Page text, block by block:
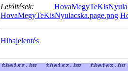
Letöltések:
HovaMegyTeKisNyulacska.page.png
Hibajelentés